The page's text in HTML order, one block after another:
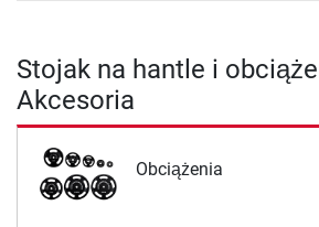
Stojak na hantle i
Akcesoria
Obciążenia